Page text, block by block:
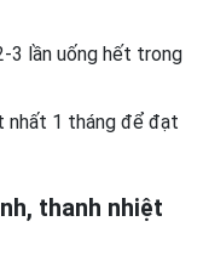
3 lần uống hết trong
nhất 1 tháng để đạt
thanh nhiệt